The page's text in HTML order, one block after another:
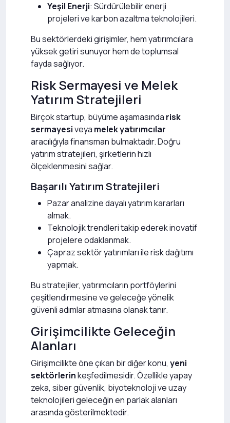
Yeşil Enerji: Sürdürülebilir enerji
projeleri ve karbon azaltma teknolojileri.
Bu sektörlerdeki girişimler, hem yatırımcılara
yüksek getiri sunuyor hem de toplumsal
fayda sağlıyor.
Risk Sermayesi ve Melek
Yatırım Stratejileri
Birçok startup, büyüme aşamasında risk
sermayesiveya melek yatırımcılar
aracılığıyla finansman bulmaktadır. Doğru
yatırım stratejileri, şirketlerin hızlı
ölçeklenmesini sağlar.
Başarılı Yatırım Stratejileri
Pazar analizine dayalı yatırım kararları
almak.
Teknolojik trendleri takip ederek inovatif
projelere odaklanmak.
Çapraz sektör yatırımları ile risk dağıtımı
yapmak.
Bu stratejiler, yatırımcıların portföylerini
çeşitlendirmesine ve geleceğe yönelik
güvenli adımlar atmasına olanak tanır.
Girişimcilikte Geleceğin
Alanları
Girişimcilikte öne çıkan bir diğer konu, yeni
sektörlerinkeşfedilmesidir. Özellikle yapay
zeka, siber güvenlik, biyoteknoloji ve uzay
teknolojileri geleceğin en parlak alanları
arasında gösterilmektedir.